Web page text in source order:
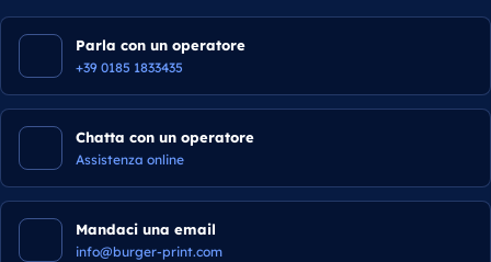
Parla con un operatore
+39 0185 1833435
Chatta con un operatore
Assistenza online
Mandaci una email
info@burger-print.com